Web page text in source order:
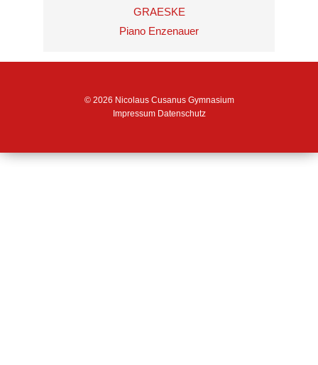
GRAESKE
Piano Enzenauer
© 2026 Nicolaus Cusanus Gymnasium
Impressum Datenschutz